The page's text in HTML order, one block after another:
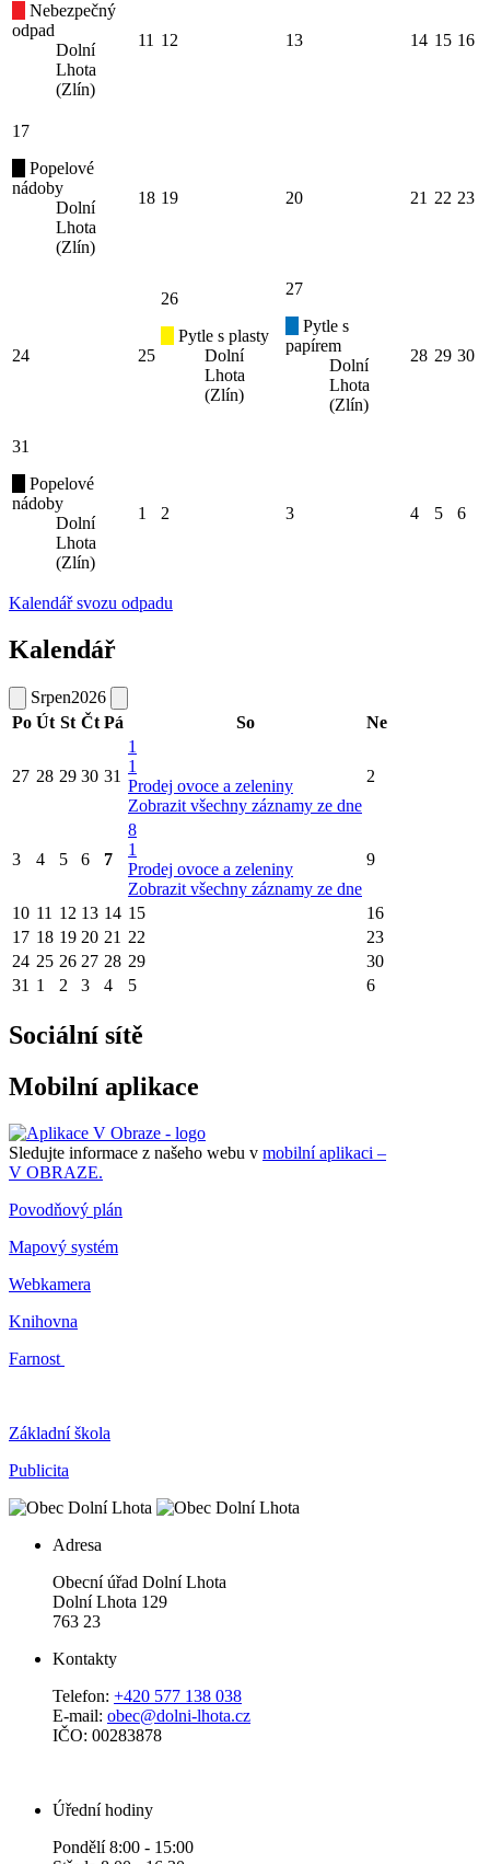
Nebezpečný
odpad
Dolní
Lhota
(Zlín)
11 12 13 14 15 16
17
Popelové
nádoby
Dolní
Lhota
(Zlín)
18 19 20 21 22 23
24 25
26
Pytle s plasty
Dolní
Lhota
(Zlín)
27
Pytle s
papírem
Dolní
Lhota
(Zlín)
28 29 30
31
Popelové
nádoby
Dolní
Lhota
(Zlín)
1 2 3 4 5 6
Kalendář svozu odpadu
Kalendář
Srpen2026
Po Út St Čt Pá So Ne
27 28 29 30 31
1
1
Prodej ovoce a zeleniny
Zobrazit všechny záznamy ze dne
2
3 4 5 6 7
8
1
Prodej ovoce a zeleniny
Zobrazit všechny záznamy ze dne
9
10 11 12 13 14 15
16
17 18 19 20 21 22
23
24 25 26 27 28 29
30
31 1 2 3 4 5 6
Sociální sítě
Mobilní aplikace
Sledujte informace z našeho webu v mobilní aplikaci –
V OBRAZE.
Povodňový plán
Mapový systém
Webkamera
Knihovna
Farnost
Základní škola
Publicita
Adresa
Obecní úřad Dolní Lhota
Dolní Lhota 129
763 23
Kontakty
Telefon: +420 577 138 038
E-mail: obec@dolni-lhota.cz
IČO: 00283878
Úřední hodiny
Pondělí 8:00 - 15:00